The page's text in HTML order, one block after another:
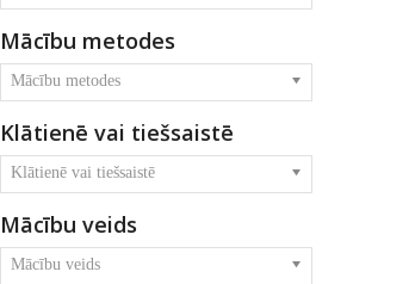
Mācību metodes
Mācību metodes
Klātienē vai tiešsaistē
Klātienē vai tiešsaistē
Mācību veids
Mācību veids